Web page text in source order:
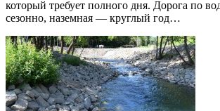
который требует полного дня. Дорога по
сезонно, наземная — круглый год…